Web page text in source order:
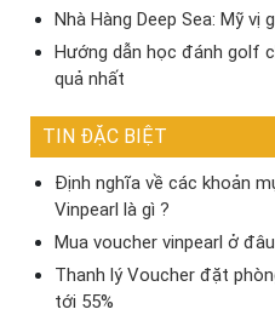
Nhà Hàng Deep Sea: Mỹ
Hướng dẫn học đánh golf
quả nhất
TIN ĐẶC BIỆT
Định nghĩa về các khoản
Vinpearl là gì ?
Mua voucher vinpearl ở
Thanh lý Voucher đặt
tới 55%